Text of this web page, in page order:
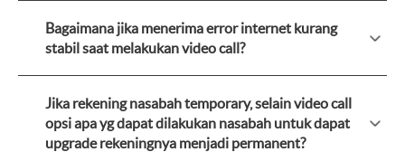
Bagaimana jika menerima error internet kurang
stabil saat melakukan video call?
Jika rekening nasabah temporary, selain video call
opsi apa yg dapat dilakukan nasabah untuk dapat
upgrade rekeningnya menjadi permanent?